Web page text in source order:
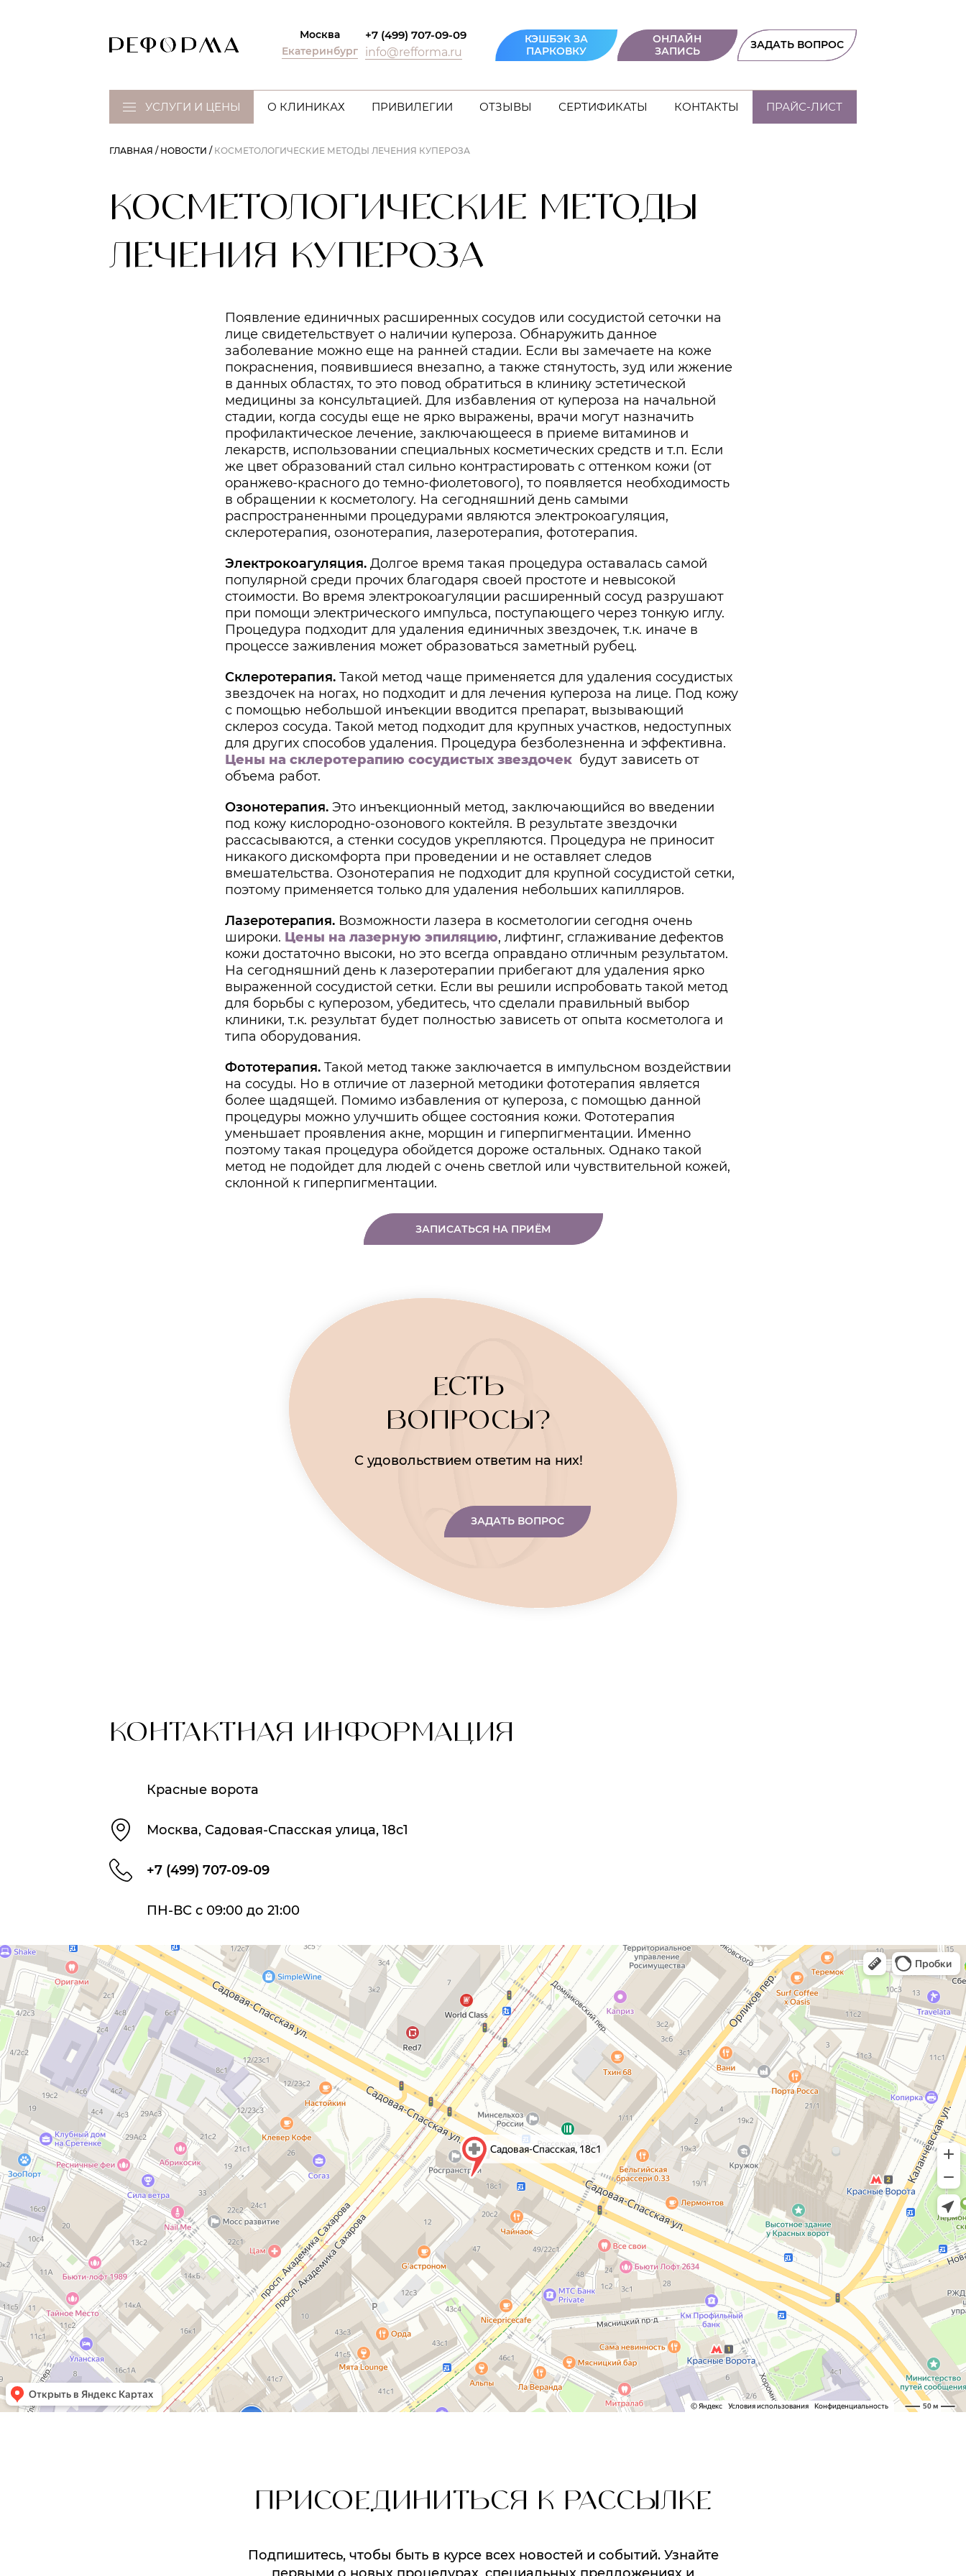
Москва
Екатеринбург
+7 (499) 707-09-09
info@refforma.ru
КЭШБЭК ЗА
ПАРКОВКУ
ОНЛАЙН
ЗАПИСЬ
ЗАДАТЬ ВОПРОС
УСЛУГИ И ЦЕНЫ О КЛИНИКАХ ПРИВИЛЕГИИ ОТЗЫВЫ СЕРТИФИКАТЫ КОНТАКТЫ ПРАЙС-ЛИСТ
ГЛАВНАЯ НОВОСТИ КОСМЕТОЛОГИЧЕСКИЕ МЕТОДЫ ЛЕЧЕНИЯ КУПЕРОЗА
КОСМЕТОЛОГИЧЕСКИЕ МЕТОДЫ
ЛЕЧЕНИЯ КУПЕРОЗА
Появление единичных расширенных сосудов или сосудистой сеточки на
лице свидетельствует о наличии купероза. Обнаружить данное
заболевание можно еще на ранней стадии. Если вы замечаете на коже
покраснения, появившиеся внезапно, а также стянутость, зуд или жжение
в данных областях, то это повод обратиться в клинику эстетической
медицины за консультацией. Для избавления от купероза на начальной
стадии, когда сосуды еще не ярко выражены, врачи могут назначить
профилактическое лечение, заключающееся в приеме витаминов и
лекарств, использовании специальных косметических средств и т.п. Если
же цвет образований стал сильно контрастировать с оттенком кожи (от
оранжево-красного до темно-фиолетового), то появляется необходимость
в обращении к косметологу. На сегодняшний день самыми
распространенными процедурами являются электрокоагуляция,
склеротерапия, озонотерапия, лазеротерапия, фототерапия.
Электрокоагуляция. Долгое время такая процедура оставалась самой
популярной среди прочих благодаря своей простоте и невысокой
стоимости. Во время электрокоагуляции расширенный сосуд разрушают
при помощи электрического импульса, поступающего через тонкую иглу.
Процедура подходит для удаления единичных звездочек, т.к. иначе в
процессе заживления может образоваться заметный рубец.
Склеротерапия. Такой метод чаще применяется для удаления сосудистых
звездочек на ногах, но подходит и для лечения купероза на лице. Под кожу
с помощью небольшой инъекции вводится препарат, вызывающий
склероз сосуда. Такой метод подходит для крупных участков, недоступных
для других способов удаления. Процедура безболезненна и эффективна.
Цены на склеротерапию сосудистых звездочек будут зависеть от
объема работ.
Озонотерапия. Это инъекционный метод, заключающийся во введении
под кожу кислородно-озонового коктейля. В результате звездочки
рассасываются, а стенки сосудов укрепляются. Процедура не приносит
никакого дискомфорта при проведении и не оставляет следов
вмешательства. Озонотерапия не подходит для крупной сосудистой сетки,
поэтому применяется только для удаления небольших капилляров.
Лазеротерапия. Возможности лазера в косметологии сегодня очень
широки. Цены на лазерную эпиляцию, лифтинг, сглаживание дефектов
кожи достаточно высоки, но это всегда оправдано отличным результатом.
На сегодняшний день к лазеротерапии прибегают для удаления ярко
выраженной сосудистой сетки. Если вы решили испробовать такой метод
для борьбы с куперозом, убедитесь, что сделали правильный выбор
клиники, т.к. результат будет полностью зависеть от опыта косметолога и
типа оборудования.
Фототерапия. Такой метод также заключается в импульсном воздействии
на сосуды. Но в отличие от лазерной методики фототерапия является
более щадящей. Помимо избавления от купероза, с помощью данной
процедуры можно улучшить общее состояния кожи. Фототерапия
уменьшает проявления акне, морщин и гиперпигментации. Именно
поэтому такая процедура обойдется дороже остальных. Однако такой
метод не подойдет для людей с очень светлой или чувствительной кожей,
склонной к гиперпигментации.
ЗАПИСАТЬСЯ НА ПРИЁМ
ЕСТЬ
ВОПРОСЫ?
С удовольствием ответим на них!
ЗАДАТЬ ВОПРОС
КОНТАКТНАЯ ИНФОРМАЦИЯ
Красные ворота
Москва, Садовая-Спасская улица, 18с1
+7 (499) 707-09-09
ПН-ВС с 09:00 до 21:00
ПРИСОЕДИНИТЬСЯ К РАССЫЛКЕ
Подпишитесь, чтобы быть в курсе всех новостей и событий. Узнайте